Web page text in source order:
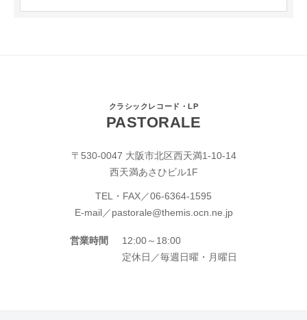
クラシックレコード・LP
PASTORALE
〒530-0047 大阪市北区西天満1-10-14
西天満あさひビル1F
TEL・FAX／06-6364-1595
E-mail／ pastorale@themis.ocn.ne.jp
営業時間
12:00～18:00
定休日／毎週日曜・月曜日